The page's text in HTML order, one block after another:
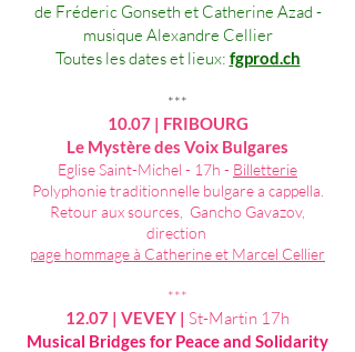
de Fréderic Gonseth et Catherine Azad -
musique Alexandre Cellier
Toutes les dates et lieux: fgprod.ch
***
10.07 | FRIBOURG
Le Mystère des Voix Bulgares
Eglise Saint-Michel - 17h - Billetterie
Polyphonie traditionnelle bulgare a cappella.
Retour aux sources, Gancho Gavazov,
direction
page hommage à Catherine et Marcel Cellier
***
12.07 | VEVEY | St-Martin 17h
Musical Bridges for Peace and Solidarity